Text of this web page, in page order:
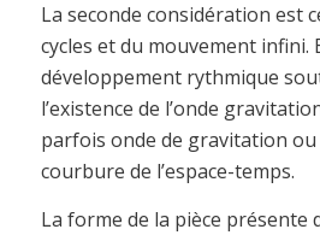
La seconde considération est
cycles et du mouvement infini.
développement rythmique
l’existence de l’onde
parfois onde de gravitation
courbure de l’espace-temps.
La forme de la pièce présente